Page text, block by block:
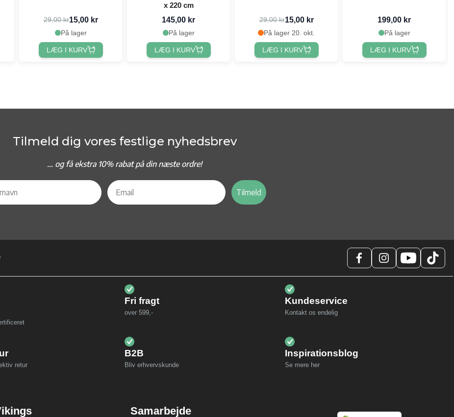
29,00 kr15,00 kr
På lager
LÆG I KURV
x 220 cm
145,00 kr
På lager
LÆG I KURV
29,00 kr15,00 kr
På lager 20. okt.
LÆG I KURV
199,00 kr
På lager
LÆG I KURV
Tilmeld dig vores festlige nyhedsbrev
... og få ekstra 10% rabat på din næste ordre!
Tilmeld
Fri fragt
over 599,-
Kundeservice
Kontakt os endelig
retur
B2B
Bliv erhvervskunde
Inspirationsblog
Se mere her
Samarbejde